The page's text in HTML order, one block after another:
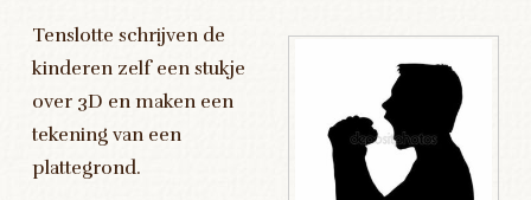
Tenslotte schrijven de
kinderen zelf een stukje
over 3D en maken een
tekening van een
plattegrond.